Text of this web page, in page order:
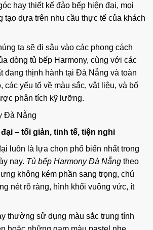
hay thiết kế đảo bếp hiện đại, mọi
tạo dựa trên nhu cầu thực tế của khách
ta sẽ đi sâu vào các phong cách
dòng tủ bếp Harmony, cùng với các
đang thịnh hành tại Đà Nẵng và toàn
các yếu tố về màu sắc, vật liệu, và bố
phân tích kỹ lưỡng.
– tối giản, tinh tế, tiện nghi
luôn là lựa chọn phổ biến nhất trong
nay. Tủ bếp Harmony Đà Nẵng theo
không kém phần sang trọng, chú
nét rõ ràng, hình khối vuông vức, ít
thường sử dụng màu sắc trung tính